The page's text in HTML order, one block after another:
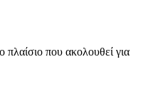
πλαίσιο που ακολουθεί για